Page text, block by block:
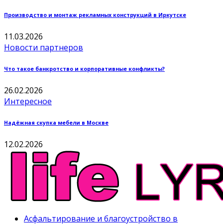
Производство и монтаж рекламных конструкций в Иркутске
11.03.2026
Новости партнеров
Что такое банкротство и корпоративные конфликты?
26.02.2026
Интересное
Надёжная скупка мебели в Москве
12.02.2026
Асфальтирование и благоустройство в